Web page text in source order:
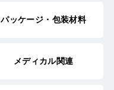
パッケージ・包装材料
メディカル関連